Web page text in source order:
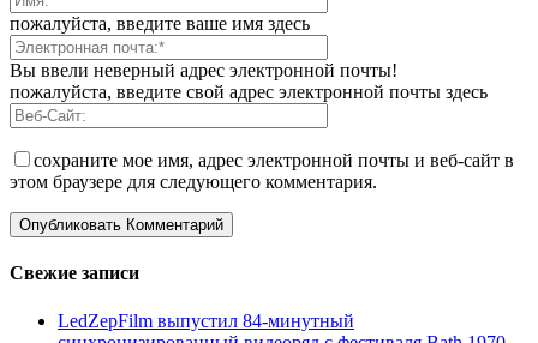
пожалуйста, введите ваше имя здесь
Вы ввели неверный адрес электронной почты!
пожалуйста, введите свой адрес электронной почты здесь
сохраните мое имя, адрес электронной почты и веб-сайт в
этом браузере для следующего комментария.
Свежие записи
LedZepFilm выпустил 84-минутный